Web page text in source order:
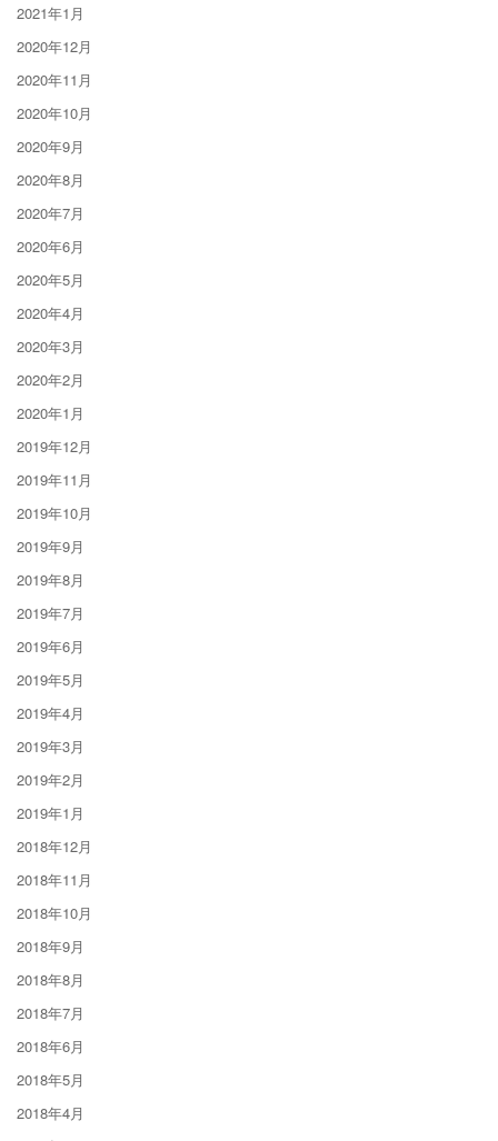
2021年1月
2020年12月
2020年11月
2020年10月
2020年9月
2020年8月
2020年7月
2020年6月
2020年5月
2020年4月
2020年3月
2020年2月
2020年1月
2019年12月
2019年11月
2019年10月
2019年9月
2019年8月
2019年7月
2019年6月
2019年5月
2019年4月
2019年3月
2019年2月
2019年1月
2018年12月
2018年11月
2018年10月
2018年9月
2018年8月
2018年7月
2018年6月
2018年5月
2018年4月